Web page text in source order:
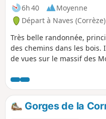
6h 40
Moyenne
Départ à Naves
Très belle randonnée,
des chemins dans les bois.
de vues sur le massif des
l'impressionnant viaduc
Gorges de la